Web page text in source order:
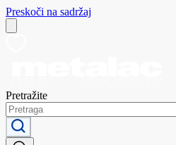
Preskoči na sadržaj
Pretražite